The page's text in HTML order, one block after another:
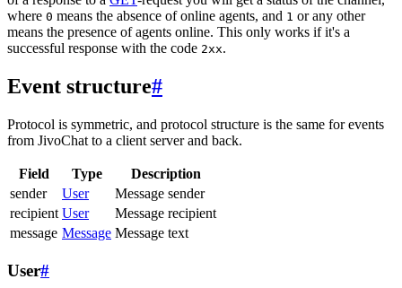
where 0 means the absence of online agents, and 1 or any other
means the presence of agents online. This only works if it's a
successful response with the code 2xx.
Event structure#
Protocol is symmetric, and protocol structure is the same for events
from JivoChat to a client server and back.
Field Type
Description
sender
User
Message sender
recipient User
Message recipient
message Message Message text
User#